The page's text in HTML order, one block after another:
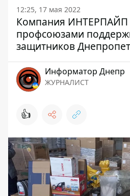
12:25, 17 мая 2022
Компания ИНТЕРПАЙП
профсоюзами
защитников
Информатор Днепр
ЖУРНАЛИСТ
👍